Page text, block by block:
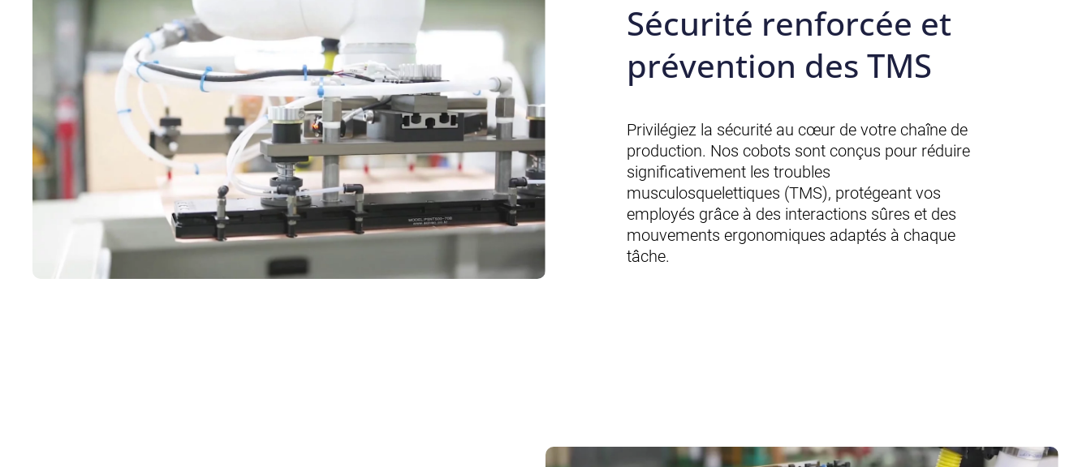
Sécurité renforcée et
prévention des TMS
Privilégiez la sécurité au cœur de votre chaîne de
production. Nos cobots sont conçus pour réduire
significativement les troubles
musculosquelettiques (TMS), protégeant vos
employés grâce à des interactions sûres et des
mouvements ergonomiques adaptés à chaque
tâche.